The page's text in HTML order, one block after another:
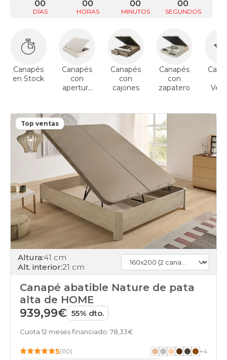
DÍAS
00
HORAS
00
MINUTOS
00
SEGUNDOS
00
Canapés
en Stock
Canapés
con
apertura
Canapés
con
cajones
Canapés
con
zapatero
Top ventas
Altura:41 cm
Alt. interior:21 cm
Canapé abatible Nature de pata
alta de HOME
939,99€ 55% dto.
Cuota 12 meses financiado: 78,33€
5(110) +4